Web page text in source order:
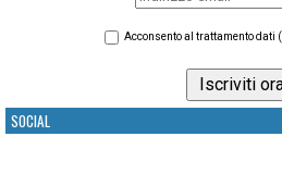
Acconsento al trattamento dati (
SOCIAL